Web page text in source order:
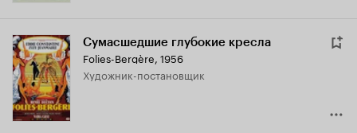
Сумасшедшие глубокие кресла
Folies-Bergère, 1956
Художник-постановщик